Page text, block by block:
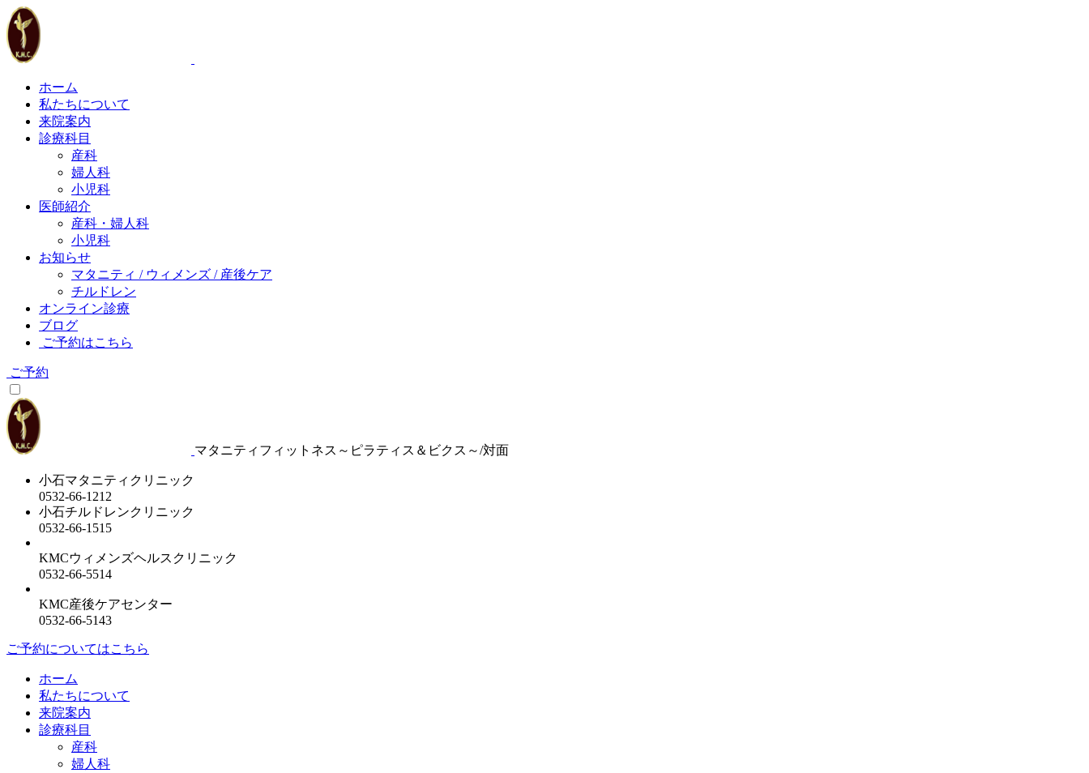
ホーム
私たちについて
来院案内
診療科目
産科
婦人科
小児科
医師紹介
産科・婦人科
小児科
お知らせ
マタニティ / ウィメンズ / 産後ケア
チルドレン
オンライン診療
ブログ
ご予約はこちら
ご予約
マタニティフィットネス～ピラティス＆ビクス～/対面
小石マタニティクリニック
0532-66-1212
小石チルドレンクリニック
0532-66-1515
KMCウィメンズヘルスクリニック
0532-66-5514
KMC産後ケアセンター
0532-66-5143
ご予約についてはこちら
ホーム
私たちについて
来院案内
診療科目
産科
婦人科